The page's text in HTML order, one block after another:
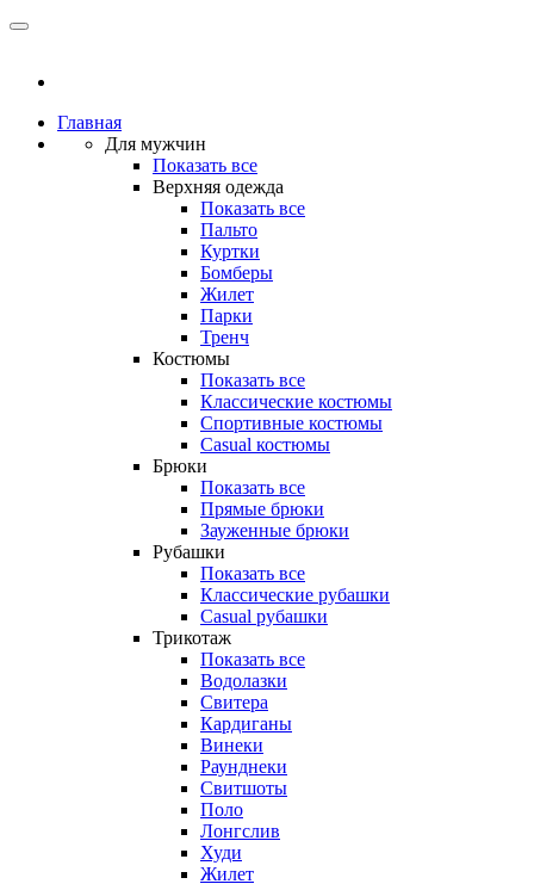
Главная
Для мужчин
Показать все
Верхняя одежда
Показать все
Пальто
Куртки
Бомберы
Жилет
Парки
Тренч
Костюмы
Показать все
Классические костюмы
Спортивные костюмы
Casual костюмы
Брюки
Показать все
Прямые брюки
Зауженные брюки
Рубашки
Показать все
Классические рубашки
Casual рубашки
Трикотаж
Показать все
Водолазки
Свитера
Кардиганы
Винеки
Раунднеки
Свитшоты
Поло
Лонгслив
Худи
Жилет